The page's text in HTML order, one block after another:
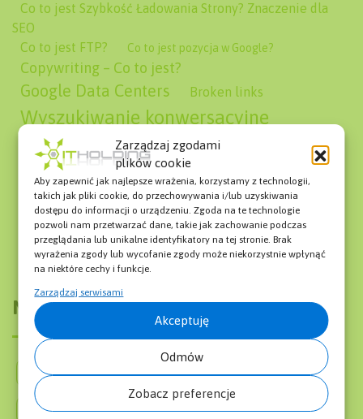
Zarządzaj zgodami
plików cookie
Aby zapewnić jak najlepsze wrażenia, korzystamy z technologii,
takich jak pliki cookie, do przechowywania i/lub uzyskiwania
dostępu do informacji o urządzeniu. Zgoda na te technologie
pozwoli nam przetwarzać dane, takie jak zachowanie podczas
przeglądania lub unikalne identyfikatory na tej stronie. Brak
wyrażenia zgody lub wycofanie zgody może niekorzystnie wpłynąć
na niektóre cechy i funkcje.
Zarządzaj serwisami
Akceptuję
Odmów
Zobacz preferencje
Co to jest Szybkość Ładowania Strony? Znaczenie dla
SEO
Co to jest FTP?
Co to jest pozycja w Google?
Copywriting – Co to jest?
Google Data Centers Broken links
Wyszukiwanie konwersacyjne
Content Management System (CMS)
Content pruning
Doorway Page
Kim jest Specjalista SEO?
Co to jest artykuł sponsorowany?
Google Merchant Center – Co to jest? Crawler
Menu
O firmie Słownik SEO SEM Blog
Pozycjonowanie Stron Cennik Mapa Strony